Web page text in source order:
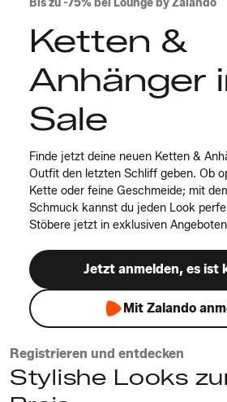
Bis zu -75% bei Lounge by Zalando
Ketten &
Anhänger
Sale
Finde jetzt deine neuen Ketten &
Outfit den letzten Schliff geben. Ob
Kette oder feine Geschmeide; mit
Schmuck kannst du jeden Look
Stöbere jetzt in exklusiven
Jetzt anmelden, es ist
Mit Zalando
Registrieren und entdecken
Stylishe Looks